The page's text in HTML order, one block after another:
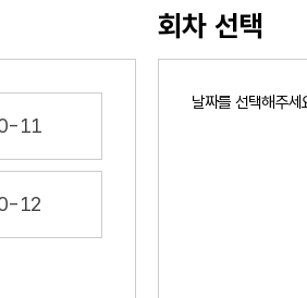
11
12
회차 선택
날짜를 선택해주세